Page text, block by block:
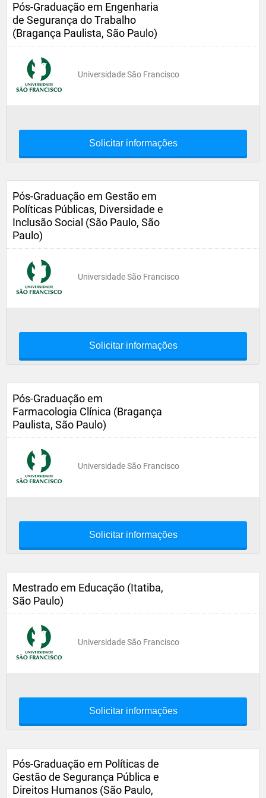
Pós-Graduação em Engenharia
de Segurança do Trabalho
(Bragança Paulista, São Paulo)
Universidade São Francisco
Solicitar informações
Pós-Graduação em Gestão em
Políticas Públicas, Diversidade e
Inclusão Social (São Paulo, São
Paulo)
Universidade São Francisco
Solicitar informações
Pós-Graduação em
Farmacologia Clínica (Bragança
Paulista, São Paulo)
Universidade São Francisco
Solicitar informações
Mestrado em Educação (Itatiba,
São Paulo)
Universidade São Francisco
Solicitar informações
Pós-Graduação em Políticas de
Gestão de Segurança Pública e
Direitos Humanos (São Paulo,